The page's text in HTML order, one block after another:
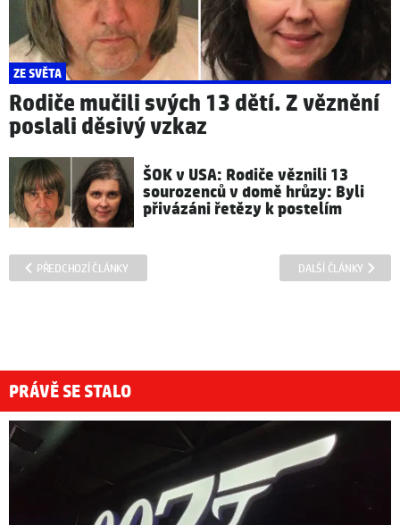
ZE SVĚTA
Rodiče mučili svých 13 dětí. Z věznění
poslali děsivý vzkaz
ŠOK v USA: Rodiče věznili 13
sourozenců v domě hrůzy: Byli
přivázáni řetězy k postelím
PŘEDCHOZÍ ČLÁNKY DALŠÍ ČLÁNKY
PRÁVĚ SE STALO